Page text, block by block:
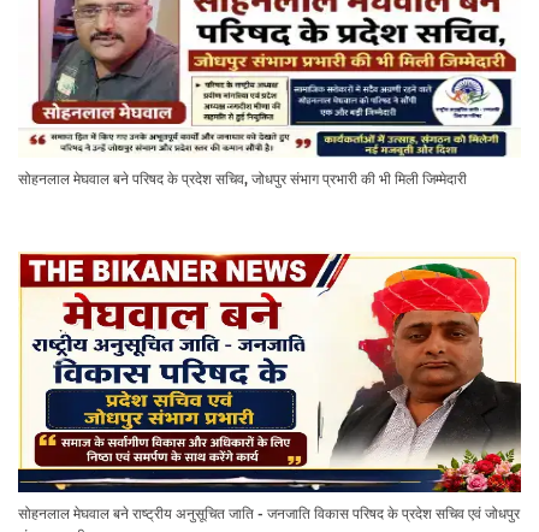
सोहनलाल मेघवाल बने परिषद के प्रदेश सचिव, जोधपुर संभाग प्रभारी की भी मिली जिम्मेदारी
सोहनलाल मेघवाल बने राष्ट्रीय अनुसूचित जाति - जनजाति विकास परिषद के प्रदेश सचिव एवं जोधपुर